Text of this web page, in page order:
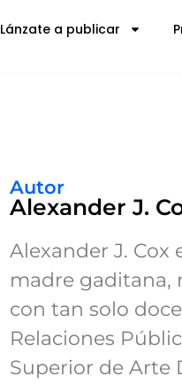
Lánzate a publicar
Autor
Alexander J.
Alexander J.
madre gaditana,
con tan solo
Relaciones
Superior de Arte